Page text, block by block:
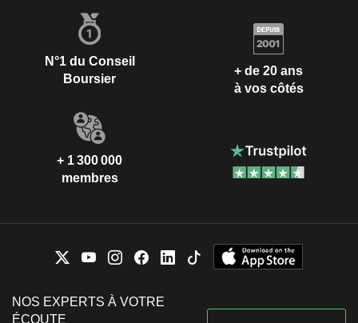
N°1 du Conseil
Boursier
+ de 20 ans
à vos côtés
+ 1 300 000
membres
NOS EXPERTS À VOTRE
ÉCOUTE